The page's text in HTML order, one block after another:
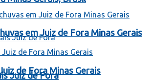
Juiz de Fora
em Juiz de Fora Minas Gerais
de Fora Minas Gerais